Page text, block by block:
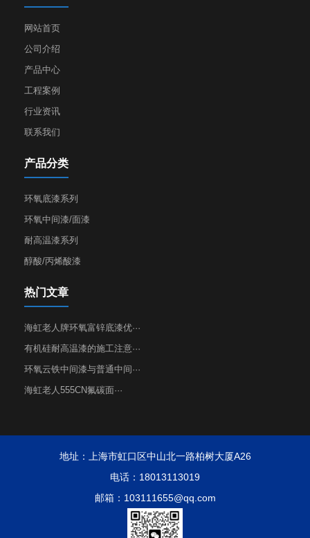
网站首页
公司介绍
产品中心
工程案例
行业资讯
联系我们
产品分类
环氧底漆系列
环氧中间漆/面漆
耐高温漆系列
醇酸/丙烯酸漆
热门文章
海虹老人牌环氧富锌底漆优···
有机硅耐高温漆的施工注意···
环氧云铁中间漆与普通中间···
海虹老人555CN氟碳面···
地址：上海市虹口区中山北一路柏树大厦A26
电话：18013113019
邮箱：103111655@qq.com